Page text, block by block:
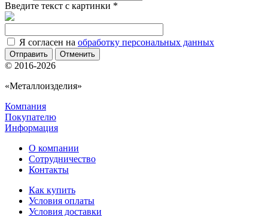
Введите текст с картинки *
Я согласен на обработку персональных данных
Отменить
© 2016-2026
«Металлоизделия»
Компания
Покупателю
Информация
О компании
Сотрудничество
Контакты
Как купить
Условия оплаты
Условия доставки